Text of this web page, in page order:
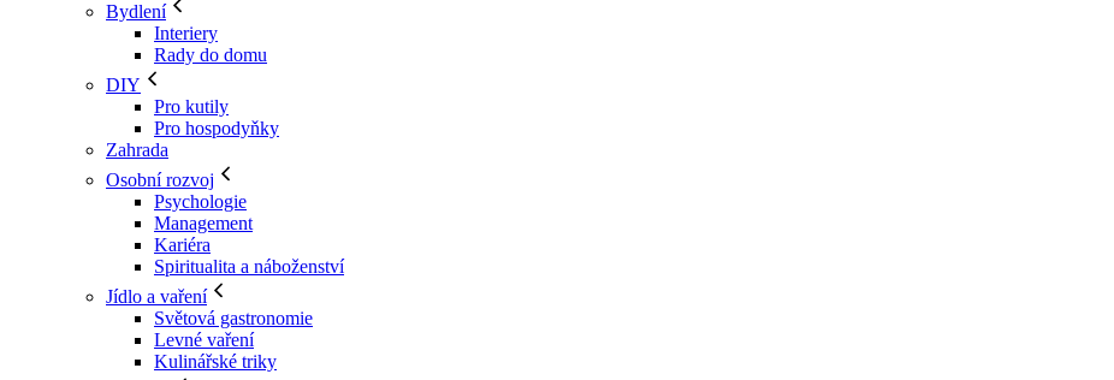
Bydlení
Interiery
Rady do domu
DIY
Pro kutily
Pro hospodyňky
Zahrada
Osobní rozvoj
Psychologie
Management
Kariéra
Spiritualita a náboženství
Jídlo a vaření
Světová gastronomie
Levné vaření
Kulinářské triky